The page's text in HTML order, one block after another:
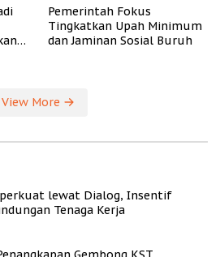
Pemerintah Fokus
Tingkatkan Upah Minimum
dan Jaminan Sosial Buruh
View More
lewat Dialog, Insentif
Tenaga Kerja